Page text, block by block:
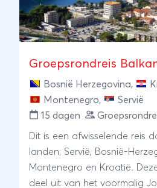
Groepsrondreis
Bosnië Herzegovina,
Montenegro,
Servië
15 dagen
Dit is een afwisselende reis
landen; Servië, Bosnië-
Montenegro en Kroatië.
deel uit van het voormalig